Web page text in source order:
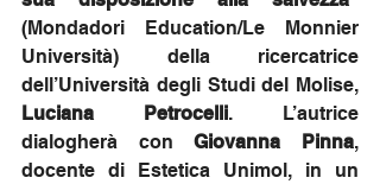
(Mondadori Education/Le Monnier
Università) della ricercatrice
Luciana Petrocelli. L’autrice
dialogherà con Giovanna Pinna,
docente di Estetica Unimol, in un